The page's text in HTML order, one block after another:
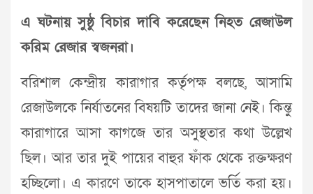
এ ঘটনায় সুষ্ঠু বিচার দাবি ক‌রে‌ছেন নিহত রেজাউল
ক‌রিম রেজার স্বজনরা।
ব‌রিশাল কেন্দ্রীয় কারাগার কর্তৃপক্ষ বল‌ছে, আসামি
রেজাউলকে নির্যাত‌নের বিষয়টি তা‌দের জানা নেই। কিন্তু
কারাগা‌রে আসা কাগ‌জে তার অসুস্থতার কথা উল্লেখ
ছি‌ল। আর তার দুই পা‌য়ের বাহু‌র ফাঁক থে‌কে রক্তক্ষরণ
হ‌চ্ছি‌লো। এ কার‌ণে তা‌কে হাসপাতা‌লে ভ‌র্তি করা হয়।